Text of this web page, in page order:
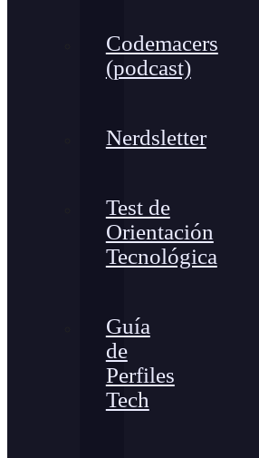
Codemacers
(podcast)
Nerdsletter
Test de
Orientación
Tecnológica
Guía
de
Perfiles
Tech